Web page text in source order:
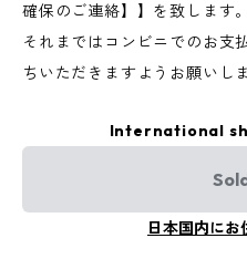
確保のご連絡】】を致します。
それまではコンビニでのお支
ちいただきますようお願いしま
International
日本国内にお